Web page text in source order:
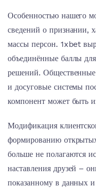
Особенностью нашего
сведений о признании,
массы персон. 1xbet
объединённые баллы
решений.
и досуговые системы
компонент может быть
Модификация
формированию
больше не полагаются
наставления друзей –
показанному в данных